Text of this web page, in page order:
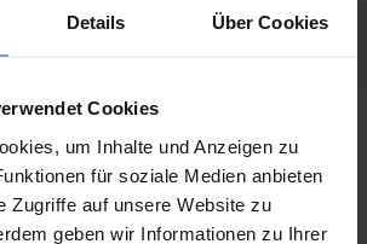
Details Über Cookies
Cookies
um Inhalte und Anzeigen zu
für soziale Medien anbieten
Zugriffe auf unsere Website zu
geben wir Informationen zu Ihrer
Light Transparent Nr. 339 - Blau
175 mm Zähne: Regulär
Mehr